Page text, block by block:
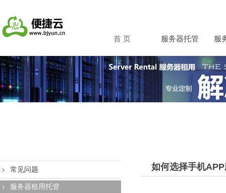
首 页 服务器托管 服
常见问题
服务器租用托管
如何选择手机